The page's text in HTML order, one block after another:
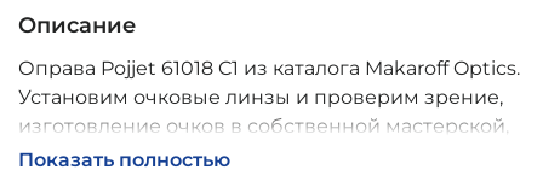
Описание
Оправа Pojjet 61018 C1 из каталога Makaroff Optics.
Установим очковые линзы и проверим зрение,
изготовление очков в собственной мастерской,
обычно 2–5 дней, индивидуальные линзы – до 30
Показать полностью